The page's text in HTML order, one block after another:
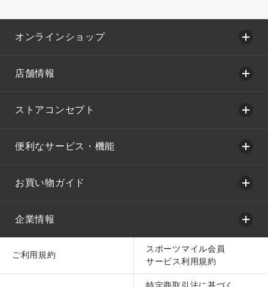
オンラインショップ
店舗情報
ストアコンセプト
便利なサービス・機能
お買い物ガイド
企業情報
ご利用規約
スポーツマイル会員
サービス利用規約
特定商取引法に基づく